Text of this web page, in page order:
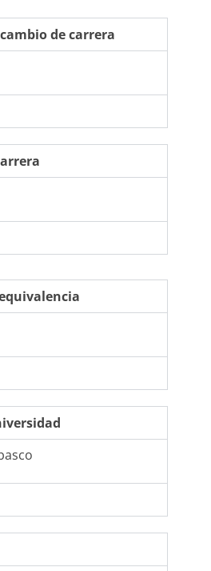
de carrera